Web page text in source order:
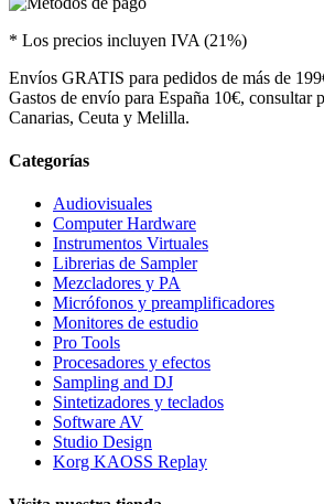
* Los precios incluyen IVA (21%)
Envíos GRATIS para pedidos de más de
Gastos de envío para España 10€, consultar
Canarias, Ceuta y Melilla.
Categorías
Audiovisuales
Computer Hardware
Instrumentos Virtuales
Librerias de Sampler
Mezcladores y PA
Micrófonos y preamplificadores
Monitores de estudio
Pro Tools
Procesadores y efectos
Sampling and DJ
Sintetizadores y teclados
Software AV
Studio Design
Korg KAOSS Replay